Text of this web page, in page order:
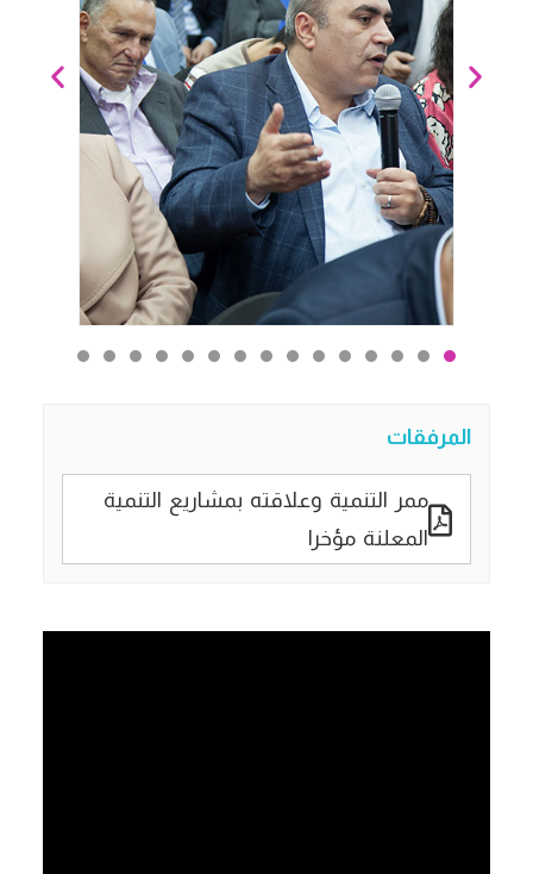
المرفقات
ممر التنمية وعلاقته بمشاريع التنمية
المعلنة مؤخرا